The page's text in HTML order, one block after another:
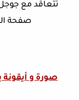
تتعاقد مع
صفحة